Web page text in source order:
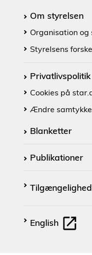
Om styrelsen
Organisation og
Styrelsens
Privatlivspolitik
Cookies på
Ændre
Blanketter
Publikationer
English